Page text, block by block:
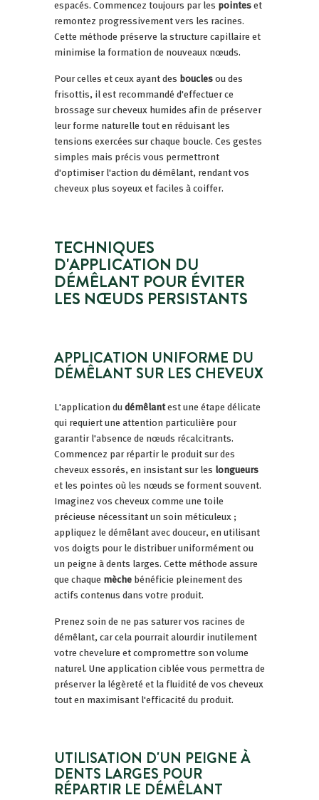
espacés. Commencez toujours par les pointeset
remontez progressivement vers les racines.
Cette méthode préserve la structure capillaire et
minimise la formation de nouveaux nœuds.
Pour celles et ceux ayant des bouclesou des
frisottis, il est recommandé d'effectuer ce
brossage sur cheveux humides afin de préserver
leur forme naturelle tout en réduisant les
tensions exercées sur chaque boucle. Ces gestes
simples mais précis vous permettront
d'optimiser l'action du démêlant, rendant vos
cheveux plus soyeux et faciles à coiffer.
TECHNIQUES
D'APPLICATION DU
DÉMÊLANT POUR ÉVITER
LES NŒUDS PERSISTANTS
APPLICATION UNIFORME DU
DÉMÊLANT SUR LES CHEVEUX
L'application dudémêlantest une étape délicate
qui requiert une attention particulière pour
garantir l'absence de nœuds récalcitrants.
Commencez par répartir le produit sur des
cheveux essorés, en insistant sur les longueurs
et les pointes où les nœuds se forment souvent.
Imaginez vos cheveux comme une toile
précieuse nécessitant un soin méticuleux ;
appliquez le démêlant avec douceur, en utilisant
vos doigts pour le distribuer uniformément ou
un peigne à dents larges. Cette méthode assure
que chaque mèchebénéficie pleinement des
actifs contenus dans votre produit.
Prenez soin de ne pas saturer vos racines de
démêlant, car cela pourrait alourdir inutilement
votre chevelure et compromettre son volume
naturel. Une application ciblée vous permettra de
préserver la légèreté et la fluidité de vos cheveux
tout en maximisant l'efficacité du produit.
UTILISATION D'UN PEIGNE À
DENTS LARGES POUR
RÉPARTIR LE DÉMÊLANT